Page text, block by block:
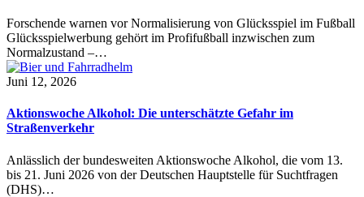
Forschende warnen vor Normalisierung von Glücksspiel im Fußball
Glücksspielwerbung gehört im Profifußball inzwischen zum
Normalzustand –…
Juni 12, 2026
Aktionswoche Alkohol: Die unterschätzte Gefahr im
Straßenverkehr
Anlässlich der bundesweiten Aktionswoche Alkohol, die vom 13.
bis 21. Juni 2026 von der Deutschen Hauptstelle für Suchtfragen
(DHS)…